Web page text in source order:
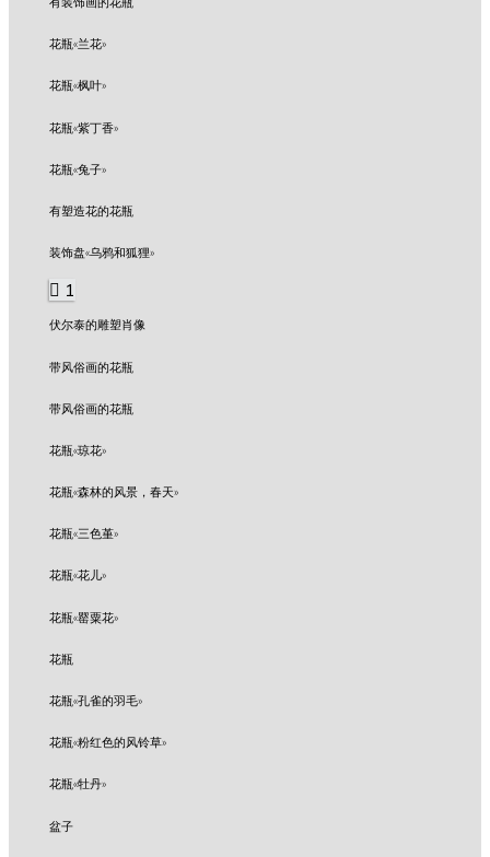
花瓶«兰花»
花瓶«枫叶»
花瓶«紫丁香»
花瓶«兔子»
有塑造花的花瓶
装饰盘«乌鸦和狐狸»
1
伏尔泰的雕塑肖像
带风俗画的花瓶
带风俗画的花瓶
花瓶«琼花»
花瓶«森林的风景，春天»
花瓶«三色堇»
花瓶«花儿»
花瓶«罂粟花»
花瓶
花瓶«孔雀的羽毛»
花瓶«粉红色的风铃草»
花瓶«牡丹»
盆子